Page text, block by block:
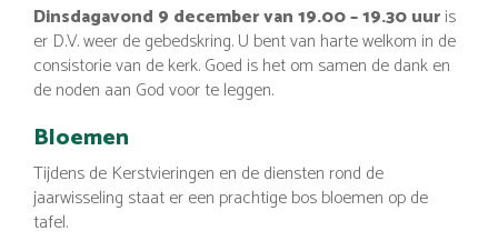
Dinsdagavond 9 december van 19.00 – 19.30 uuris
er D.V. weer de gebedskring. U bent van harte welkom in de
consistorie van de kerk. Goed is het om samen de dank en
de noden aan God voor te leggen.
Bloemen
Tijdens de Kerstvieringen en de diensten rond de
jaarwisseling staat er een prachtige bos bloemen op de
tafel.